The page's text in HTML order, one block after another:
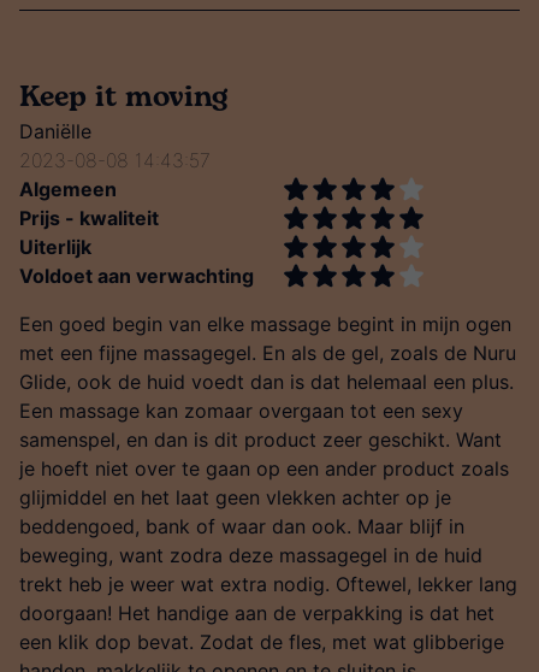
Keep it moving
Daniëlle
2023-08-08 14:43:57
Algemeen
Prijs - kwaliteit
Uiterlijk
Voldoet aan verwachting
Een goed begin van elke massage begint in mijn ogen
met een fijne massagegel. En als de gel, zoals de Nuru
Glide, ook de huid voedt dan is dat helemaal een plus.
Een massage kan zomaar overgaan tot een sexy
samenspel, en dan is dit product zeer geschikt. Want
je hoeft niet over te gaan op een ander product zoals
glijmiddel en het laat geen vlekken achter op je
beddengoed, bank of waar dan ook. Maar blijf in
beweging, want zodra deze massagegel in de huid
trekt heb je weer wat extra nodig. Oftewel, lekker lang
doorgaan! Het handige aan de verpakking is dat het
een klik dop bevat. Zodat de fles, met wat glibberige